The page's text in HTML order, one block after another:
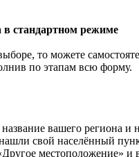
в стандартном режиме
то можете
по этапам всю форму.
вашего региона и
свой населённый
местоположение» и